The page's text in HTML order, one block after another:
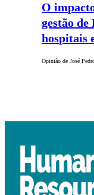
O
gestão de
hospitais
Opinião de José